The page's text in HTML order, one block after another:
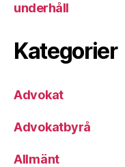
underhåll
Kategorier
Advokat
Advokatbyrå
Allmänt